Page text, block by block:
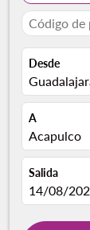
Código de
Desde
A
Acapulco
Salida
fc-
14/08/